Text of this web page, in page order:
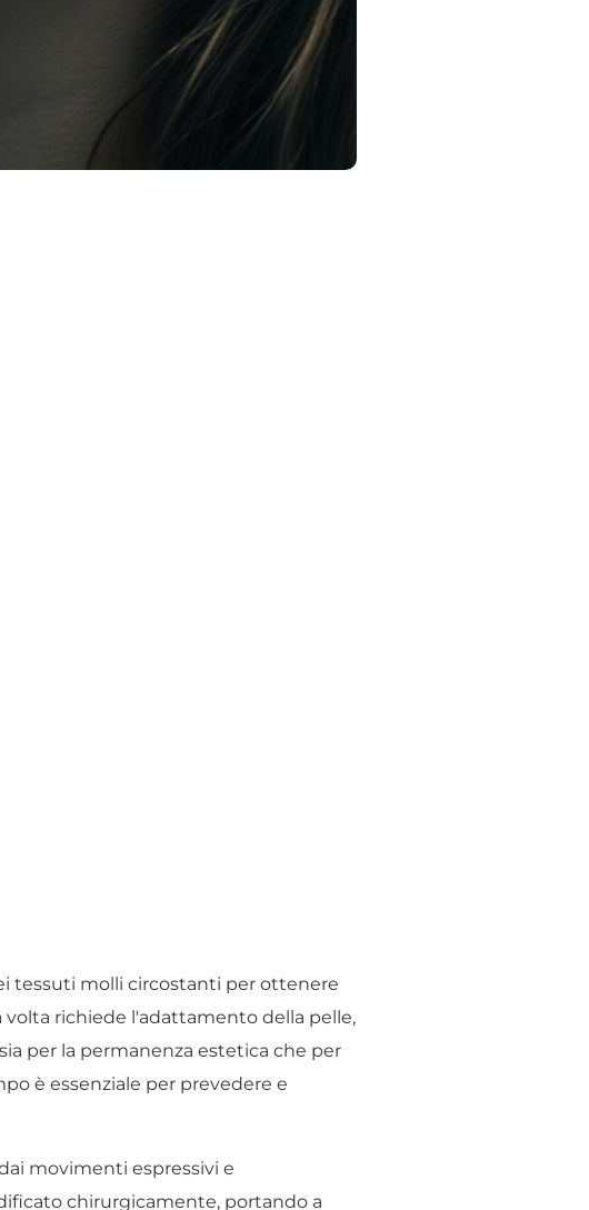
tessuti molli circostanti per ottenere
richiede l'adattamento della pelle,
per la permanenza estetica che per
è essenziale per prevedere e
movimenti espressivi e
chirurgicamente, portando a